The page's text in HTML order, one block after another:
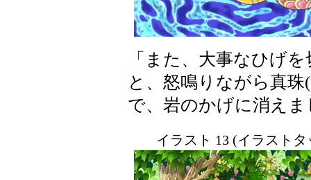
「また、大事なひげ
と、怒鳴りながら真
で、岩のかげに消えま
イラスト 13 (イラスト